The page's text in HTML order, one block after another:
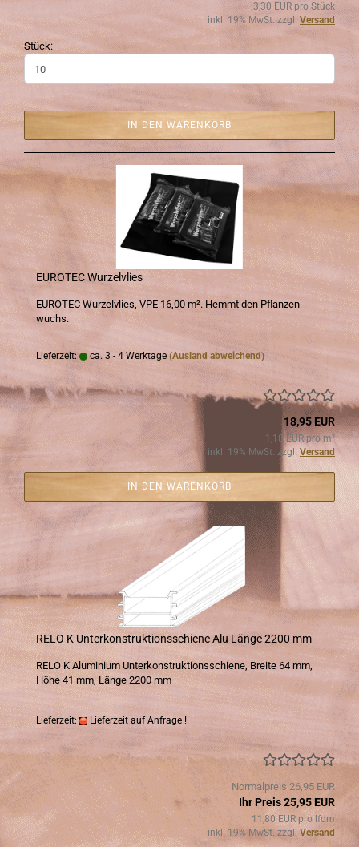
3,30 EUR pro Stück
inkl. 19% MwSt. zzgl. Versand
Stück:
IN DEN WARENKORB
EU­RO­TEC Wur­zel­vlies
EU­RO­TEC Wur­zel­vlies, VPE 16,00 m². Hemmt den Pflan­zen­
wuchs.
Lieferzeit: ca. 3 - 4 Werktage (Ausland abweichend)
18,95 EUR
1,18 EUR pro m²
inkl. 19% MwSt. zzgl. Versand
IN DEN WARENKORB
RELO K Un­ter­kon­struk­ti­ons­schie­ne Alu Länge 2200 mm
RELO K Alu­mi­ni­um Un­ter­kon­struk­ti­ons­schie­ne, Brei­te 64 mm,
Höhe 41 mm, Länge 2200 mm
Lieferzeit: Lieferzeit auf Anfrage !
Normalpreis 26,95 EUR
Ihr Preis 25,95 EUR
11,80 EUR pro lfdm
inkl. 19% MwSt. zzgl.Versand